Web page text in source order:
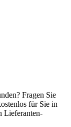
Fragen Sie
für Sie in
Lieferanten-